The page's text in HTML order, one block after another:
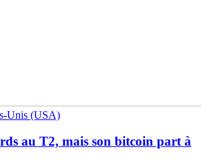
Unis (USA)
au T2, mais son bitcoin part à